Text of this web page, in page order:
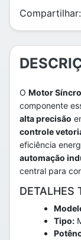
Compartilhar:
O Motor
componente
alta precisão
controle
eficiência
automação
central para
DETALHES
Tipo: